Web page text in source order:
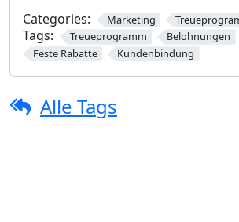
Categories:
Marketing
Tags: Treueprogramm Belohnungen
Feste Rabatte
Kundenbindung
Alle Tags